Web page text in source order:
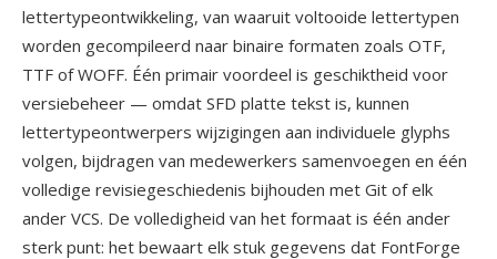
lettertypeontwikkeling, van waaruit voltooide lettertypen
worden gecompileerd naar binaire formaten zoals OTF,
TTF of WOFF. Één primair voordeel is geschiktheid voor
versiebeheer — omdat SFD platte tekst is, kunnen
lettertypeontwerpers wijzigingen aan individuele glyphs
volgen, bijdragen van medewerkers samenvoegen en één
volledige revisiegeschiedenis bijhouden met Git of elk
ander VCS. De volledigheid van het formaat is één ander
sterk punt: het bewaart elk stuk gegevens dat FontForge